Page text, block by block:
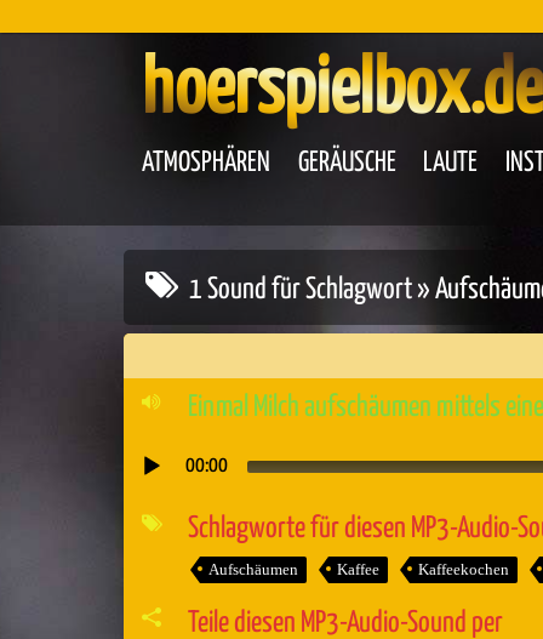
hoerspielbox.de
ATMOSPHÄREN GERÄUSCHE LAUTE
1 Sound für Schlagwort »
Einmal Milch aufschäumen mittels
Audio-
Player
00:00
Schlagworte für diesen MP3-Audio-
Aufschäumen Kaffee Kaffeekochen
Teile diesen MP3-Audio-Sound per